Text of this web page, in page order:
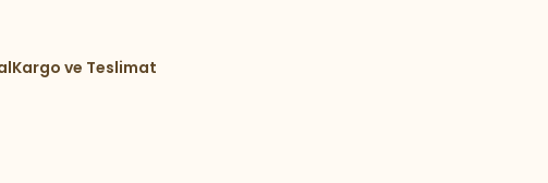
Kargo ve Teslimat